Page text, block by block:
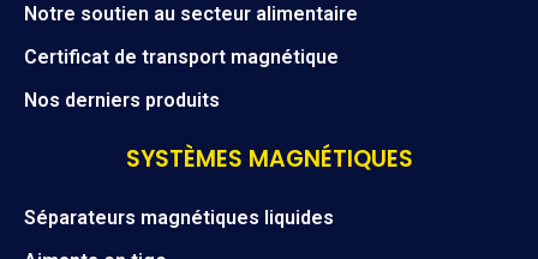
Notre soutien au secteur alimentaire
Certificat de transport magnétique
Nos derniers produits
SYSTÈMES MAGNÉTIQUES
Séparateurs magnétiques liquides